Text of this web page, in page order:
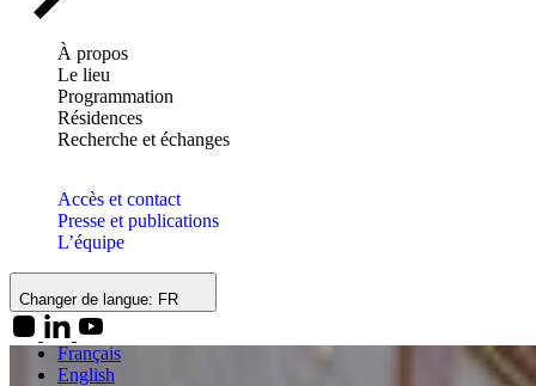
À propos
Le lieu
Programmation
Résidences
Recherche et échanges
Accès et contact
Presse et publications
L’équipe
Changer de langue: FR
Français
English